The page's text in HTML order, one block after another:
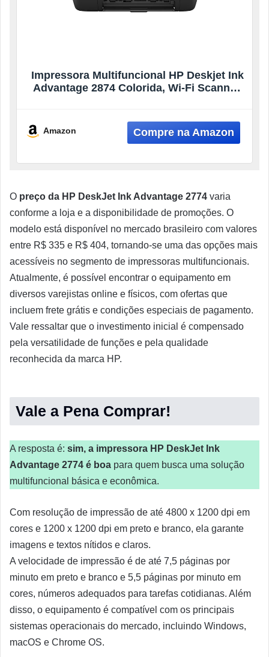
Impressora Multifuncional HP Deskjet Ink
Advantage 2874 Colorida, Wi-Fi Scanner,
cópia, digitalização. Cor ‎Preta (6W7G2A)
Amazon
O preço da HP DeskJet Ink Advantage 2774 varia
conforme a loja e a disponibilidade de promoções. O
modelo está disponível no mercado brasileiro com valores
entre R$ 335 e R$ 404, tornando-se uma das opções mais
acessíveis no segmento de impressoras multifuncionais.
Atualmente, é possível encontrar o equipamento em
diversos varejistas online e físicos, com ofertas que
incluem frete grátis e condições especiais de pagamento.
Vale ressaltar que o investimento inicial é compensado
pela versatilidade de funções e pela qualidade
reconhecida da marca HP.
Vale a Pena Comprar!
A resposta é: sim, a impressora HP DeskJet Ink
Advantage 2774 é boa para quem busca uma solução
multifuncional básica e econômica.
Com resolução de impressão de até 4800 x 1200 dpi em
cores e 1200 x 1200 dpi em preto e branco, ela garante
imagens e textos nítidos e claros.
A velocidade de impressão é de até 7,5 páginas por
minuto em preto e branco e 5,5 páginas por minuto em
cores, números adequados para tarefas cotidianas. Além
disso, o equipamento é compatível com os principais
sistemas operacionais do mercado, incluindo Windows,
macOS e Chrome OS.